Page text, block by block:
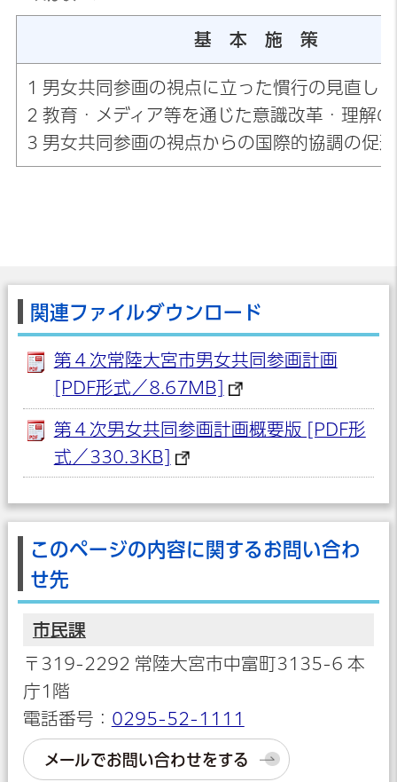
基 本 施 策
1 男女共同参画の視点に立った慣行の見直し
2 教育・メディア等を通じた意識改革・理解
3 男女共同参画の視点からの国際的協調の促進
関連ファイルダウンロード
第４次常陸大宮市男女共同参画計画
[PDF形式／8.67MB]
第４次男女共同参画計画概要版 [PDF形
式／330.3KB]
このページの内容に関するお問い合わ
せ先
市民課
〒319-2292 常陸大宮市中富町3135-6 本
庁1階
電話番号： 0295-52-1111
メールでお問い合わせをする